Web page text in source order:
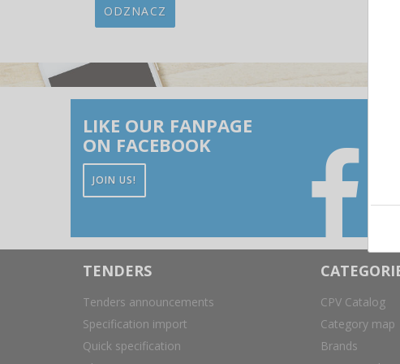
ODZNACZ
LIKE OUR FANPAGE
ON FACEBOOK
JOIN US!
TENDERS
Tenders announcements
Specification import
Quick specification
CPV Catalog
Category map
Brands